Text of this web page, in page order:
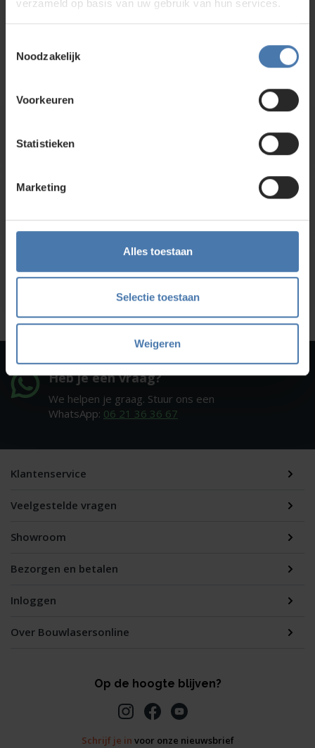
verzameld op basis van uw gebruik van hun services.
Noodzakelijk
Voorkeuren
Statistieken
Marketing
Alles toestaan
Selectie toestaan
Weigeren
Neem contact met ons op of of bezoek onze showroom in
ons assortiment aan
, meetinstrumenten en
accessoires.
Bel Whatsapp of mail
Onze eigen service afdeling
Onze showroom
Kom je langs?
Heb je een vraag?
We helpen je graag. Stuur ons een
WhatsApp: 06 21 36 36 67
Klantenservice
Veelgestelde vragen
Showroom
Bezorgen en betalen
Inloggen
Over Bouwlasersonline
Op de hoogte blijven?
Schrijf je in voor onze nieuwsbrief